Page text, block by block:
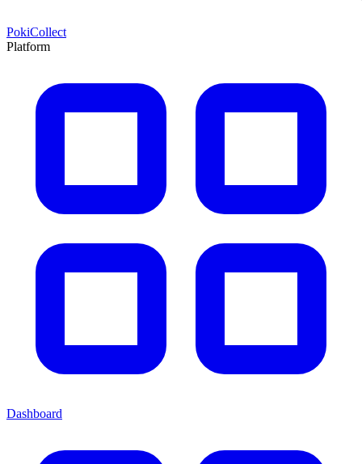
PokiCollect
Platform
Dashboard